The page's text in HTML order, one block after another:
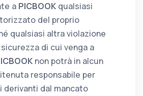
a PICBOOK qualsiasi
del proprio
qualsiasi altra violazione
di cui venga a
non potrà in alcun
responsabile per
derivanti dal mancato